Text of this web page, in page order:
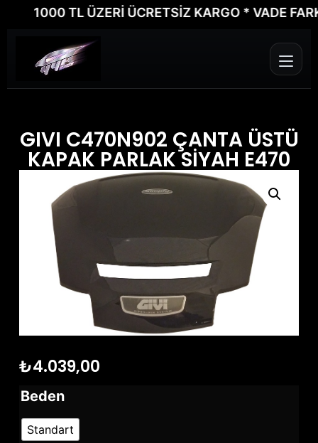
1000 TL ÜZERİ ÜCRETSİZ KARGO * VADE
GIVI C470N902 ÇANTA ÜSTÜ
KAPAK PARLAK SİYAH E470
₺4.039,00
Beden
Standart